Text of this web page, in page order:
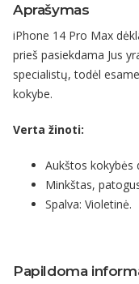
Aprašymas
iPhone 14 Pro Max
prieš pasiekdama Jus
specialistų, todėl
kokybe.
Verta žinoti:
Aukštos kokybės
Minkštas,
Spalva: Violetinė.
Papildoma